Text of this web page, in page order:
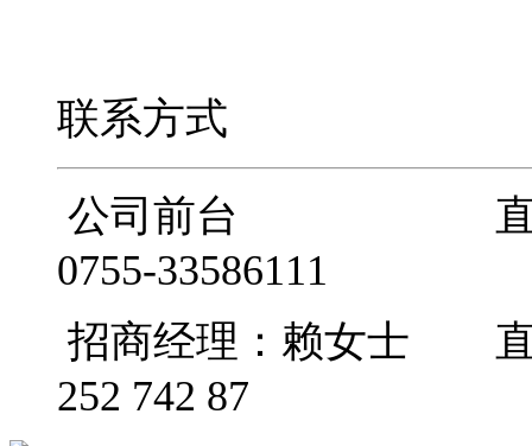
联系方式
公司前台 直线：
0755-33586111
招商经理：赖女士
252 742 87